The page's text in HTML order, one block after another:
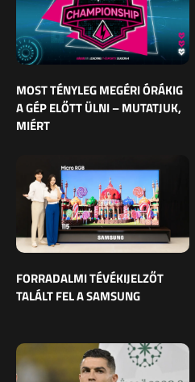
MOST TÉNYLEG MEGÉRI ÓRÁKIG
A GÉP ELŐTT ÜLNI – MUTATJUK,
MIÉRT
FORRADALMI TÉVÉKIJELZŐT
TALÁLT FEL A SAMSUNG